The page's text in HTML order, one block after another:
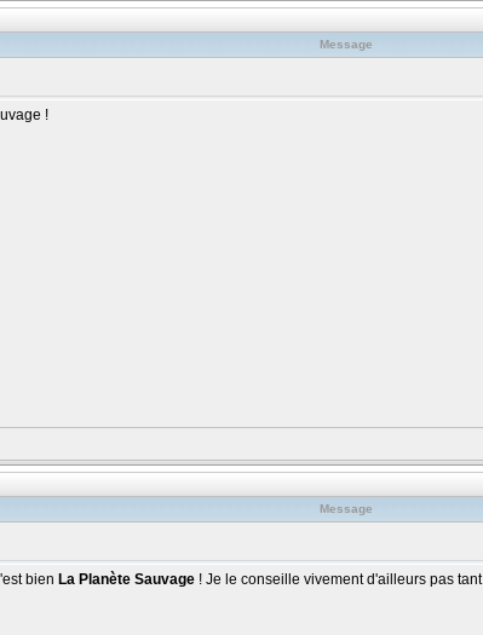
Message
!
Message
bien La Planète Sauvage ! Je le conseille vivement d'ailleurs pas